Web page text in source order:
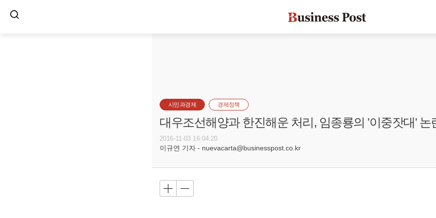
시민과경제 경제정책
대우조선해양과 한진해운 처리, 임종룡의 '이중잣대' 논
2016-11-03 16:04:20
이규연 기자 - nuevacarta@businesspost.co.kr